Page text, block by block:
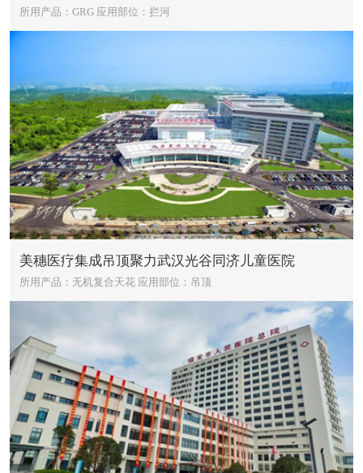
所用产品：GRG 应用部位：拦河
美穗医疗集成吊顶聚力武汉光谷同济儿童医院
所用产品：无机复合天花 应用部位：吊顶